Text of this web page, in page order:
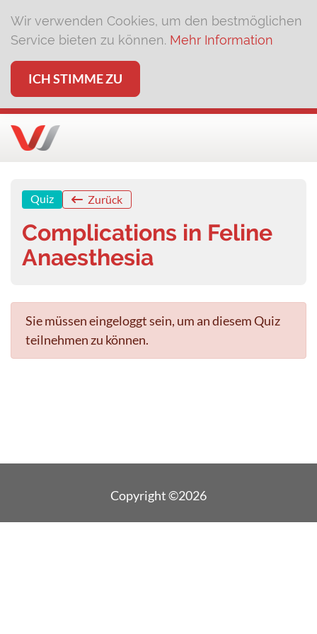
Wir verwenden Cookies, um den bestmöglichen
Service bieten zu können. Mehr Information
ICH STIMME ZU
Quiz Zurück
Complications in Feline
Anaesthesia
Sie müssen eingeloggt sein, um an diesem Quiz
teilnehmen zu können.
Copyright ©2026